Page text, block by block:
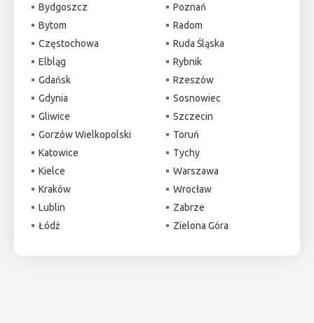
Bydgoszcz
Bytom
Częstochowa
Elbląg
Gdańsk
Gdynia
Gliwice
Gorzów Wielkopolski
Katowice
Kielce
Kraków
Lublin
Łódź
Poznań
Radom
Ruda Śląska
Rybnik
Rzeszów
Sosnowiec
Szczecin
Toruń
Tychy
Warszawa
Wrocław
Zabrze
Zielona Góra